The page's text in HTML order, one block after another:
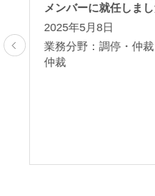
メンバーに就任しまし
2025年5月8日
業務分野：調停・仲
仲裁